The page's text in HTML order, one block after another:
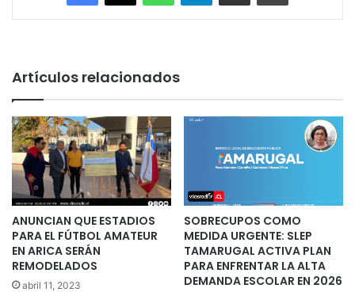
Artículos relacionados
ANUNCIAN QUE ESTADIOS
PARA EL FÚTBOL AMATEUR
EN ARICA SERÁN
REMODELADOS
abril 11, 2023
SOBRECUPOS COMO
MEDIDA URGENTE: SLEP
TAMARUGAL ACTIVA PLAN
PARA ENFRENTAR LA ALTA
DEMANDA ESCOLAR EN 2026